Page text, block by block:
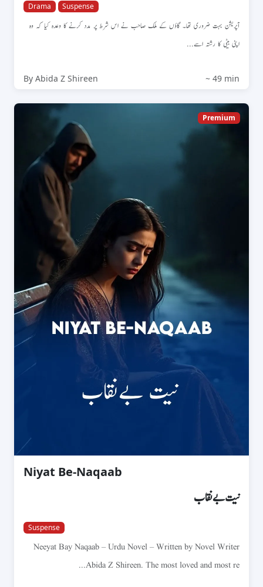
Drama Suspense
آپریشن بہت ضروری تھا۔ گاؤں کے ملک صاحب نے اس شرط پر مدد کرنے کا وعدہ کیا کہ وہ
اپنی بیٹی کا رشتہ اسے...
By Abida Z Shireen ~ 49 min
Premium
Niyat Be-Naqaab
نیت بےنقاب
Suspense
Neeyat Bay Naqaab – Urdu Novel – Written by Novel Writer
Abida Z Shireen. The most loved and most re...